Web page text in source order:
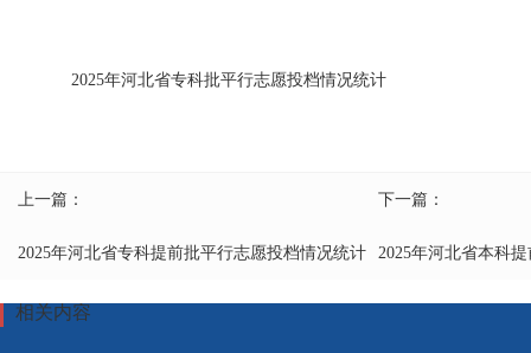
2025年河北省专科批平行志愿投档情况统计
上一篇：
2025年河北省专科提前批平行志愿投档情况统计
下一篇：
相关内容